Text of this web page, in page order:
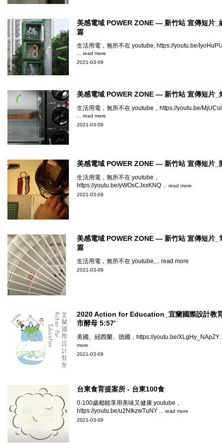
美感電域 POWER ZONE — 新竹站 宣傳短片_
篇
生活用電，無所不在 youtube, https://youtu.be/
... read more
2021-03-09
美感電域 POWER ZONE — 新竹站 宣傳短片_
生活用電，無所不在 youtube，https://youtu.be/
... read more
2021-03-09
美感電域 POWER ZONE — 新竹站 宣傳短片_
生活用電，無所不在 youtube，
https://youtu.be/yWOsCJxxKNQ
... read more
2021-03-09
美感電域 POWER ZONE — 新竹站 宣傳短片_
篇
生活用電，無所不在 youtube,... read more
2021-03-09
2020 Action for Education_宜蘭國際設計教
市酵母 5:57'
美國、紐西蘭、德國，https://youtu.be/XLgHy_NApZY
more
2021-03-09
台東食育提案所 - 台東100食
0-100歲都能享用美味又健康 youtube，
https://youtu.be/u2NIkzwTuNY
... read more
2021-03-09